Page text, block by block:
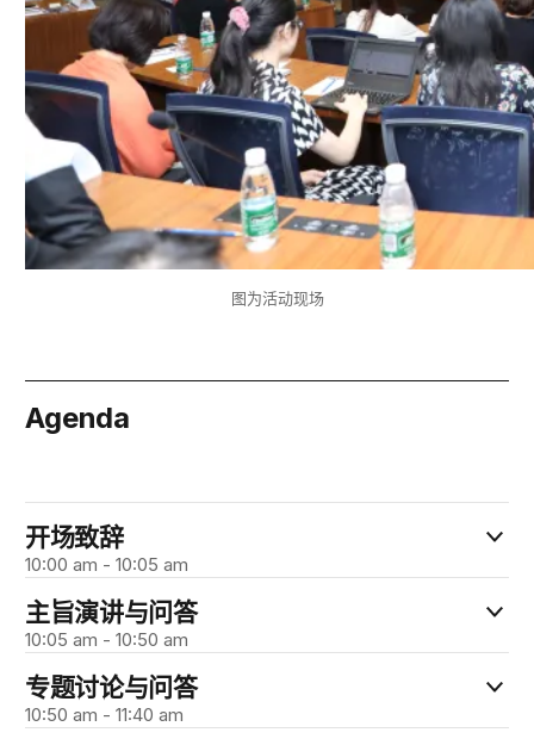
图为活动现场
Agenda
开场致辞
10:00 am - 10:05 am
主旨演讲与问答
10:05 am - 10:50 am
专题讨论与问答
10:50 am - 11:40 am